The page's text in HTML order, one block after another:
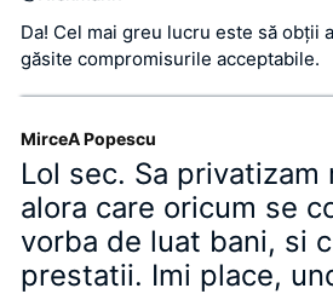
Da! Cel mai greu lucru este să
găsite compromisurile acceptabile.
MirceA Popescu
Lol sec. Sa
alora care oricum se
vorba de luat bani, si
prestatii. Imi place,